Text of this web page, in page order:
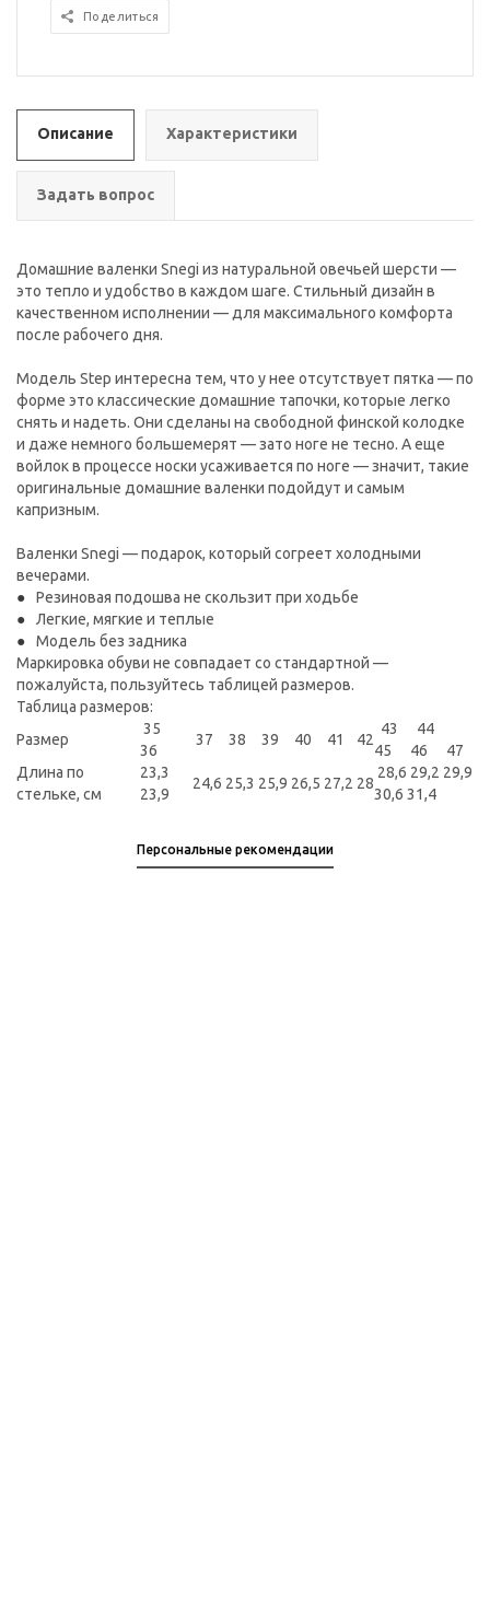
Поделиться
Описание Характеристики
Задать вопрос
Домашние валенки Snegi из натуральной овечьей шерсти —
это тепло и удобство в каждом шаге. Cтильный дизайн в
качественном исполнении — для максимального комфорта
после рабочего дня.
Модель Step интересна тем, что у нее отсутствует пятка — по
форме это классические домашние тапочки, которые легко
снять и надеть. Они сделаны на свободной финской колодке
и даже немного большемерят — зато ноге не тесно. А еще
войлок в процессе носки усаживается по ноге — значит, такие
оригинальные домашние валенки подойдут и самым
капризным.
Валенки Snegi — подарок, который согреет холодными
вечерами.
Резиновая подошва не скользит при ходьбе
Легкие, мягкие и теплые
Модель без задника
Маркировка обуви не совпадает со стандартной —
пожалуйста, пользуйтесь таблицей размеров.
Таблица размеров:
Размер
35
36
37 38 39 40 41 42
43 44
45 46 47
Длина по
стельке, см
23,3
23,9
24,6 25,3 25,9 26,5 27,2 28
28,6 29,2 29,9
30,6 31,4
Персональные рекомендации